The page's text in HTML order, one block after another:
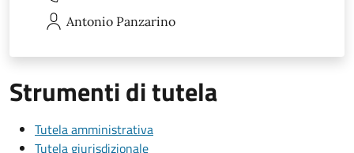
Antonio Panzarino
Strumenti di tutela
Tutela amministrativa
Tutela giurisdizionale